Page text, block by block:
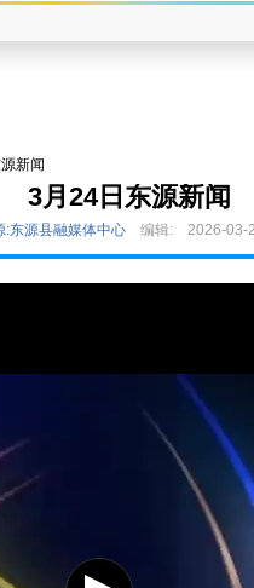
新闻
3月24日东源新闻
:东源县融媒体中心 编辑: 2026-03-